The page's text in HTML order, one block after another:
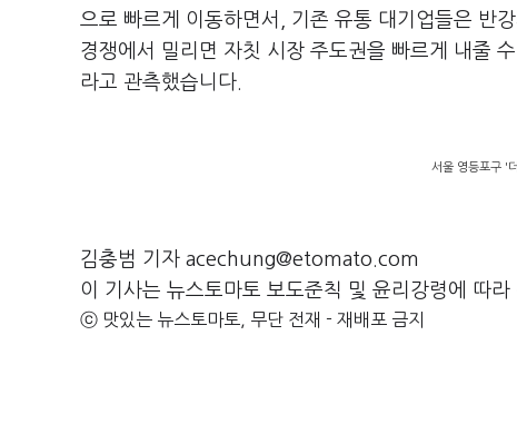
으로 빠르게 이동하면서, 기존 유통 대기업들은 반
경쟁에서 밀리면 자칫 시장 주도권을 빠르게 내줄
라고 관측했습니다.
서울 영등포구 '
김충범 기자 acechung@etomato.com
이 기사는 뉴스토마토 보도준칙 및 윤리강령에 따
ⓒ 맛있는 뉴스토마토, 무단 전재 - 재배포 금지